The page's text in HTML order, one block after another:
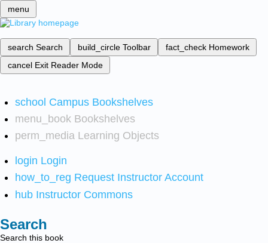
menu
search Search build_circle Toolbar fact_check Homework
cancel Exit Reader Mode
school Campus Bookshelves
menu_book Bookshelves
perm_media Learning Objects
login Login
how_to_reg Request Instructor Account
hub Instructor Commons
Search
Search this book